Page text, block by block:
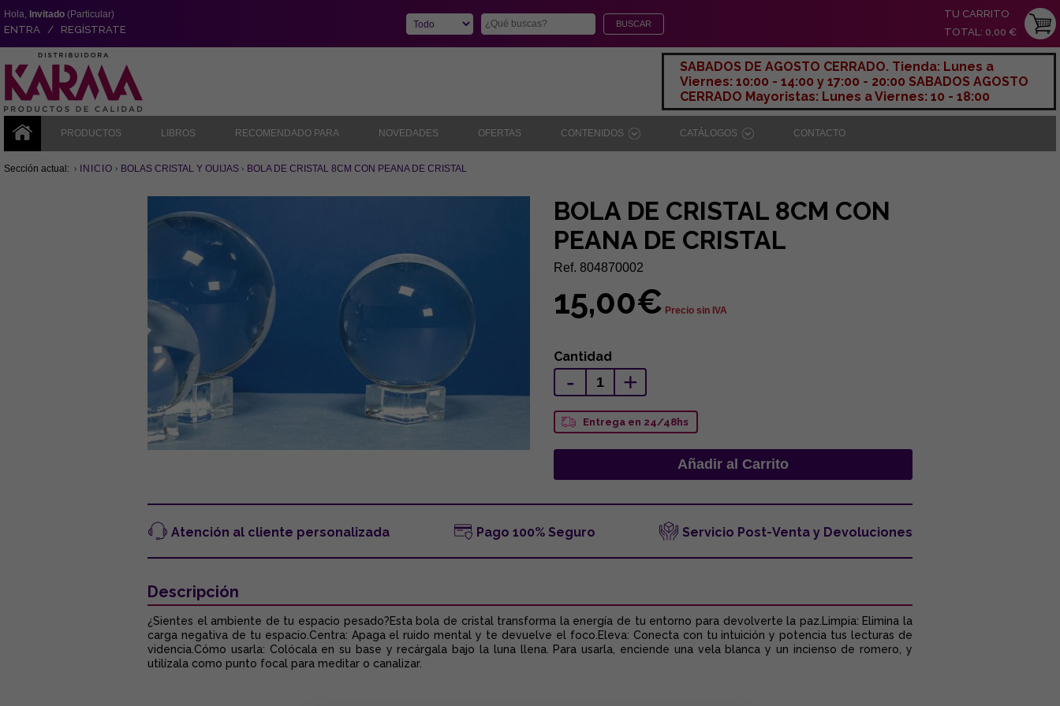
Hola, Invitado (Particular)
ENTRA / REGÍSTRATE
TU CARRITO
TOTAL: 0,00 €
SABADOS DE AGOSTO CERRADO. Tienda: Lunes a
Viernes: 10:00 - 14:00 y 17:00 - 20:00 SABADOS AGOSTO
CERRADO Mayoristas: Lunes a Viernes: 10 - 18:00
PRODUCTOS LIBROS RECOMENDADO PARA NOVEDADES OFERTAS CONTENIDOS CATÁLOGOS CONTACTO
Sección actual: INICIO BOLAS CRISTAL Y OUIJAS BOLA DE CRISTAL 8CM CON PEANA DE CRISTAL
BOLA DE CRISTAL 8CM CON
PEANA DE CRISTAL
Ref. 804870002
15,00€ Precio sin IVA
Cantidad
- +
Entrega en 24/48hs
Atención al cliente personalizada Pago 100% Seguro Servicio Post-Venta y Devoluciones
Descripción
¿Sientes el ambiente de tu espacio pesado?Esta bola de cristal transforma la energía de tu entorno para devolverte la paz.Limpia: Elimina la
carga negativa de tu espacio.Centra: Apaga el ruido mental y te devuelve el foco.Eleva: Conecta con tu intuición y potencia tus lecturas de
videncia.Cómo usarla: Colócala en su base y recárgala bajo la luna llena. Para usarla, enciende una vela blanca y un incienso de romero, y
utilízala como punto focal para meditar o canalizar.